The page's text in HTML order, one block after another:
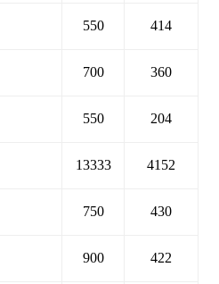
550 414
700 360
550 204
13333 4152
750 430
900 422